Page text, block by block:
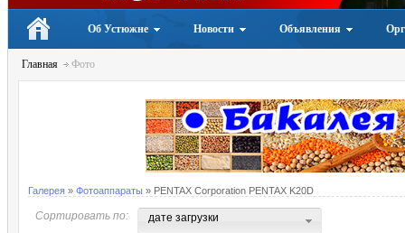
Об Устюжне Новости Объявления
Главная Фото
Галерея » Фотоаппараты » PENTAX Corporation PENTAX K20D
Сортировать по: дате загрузки